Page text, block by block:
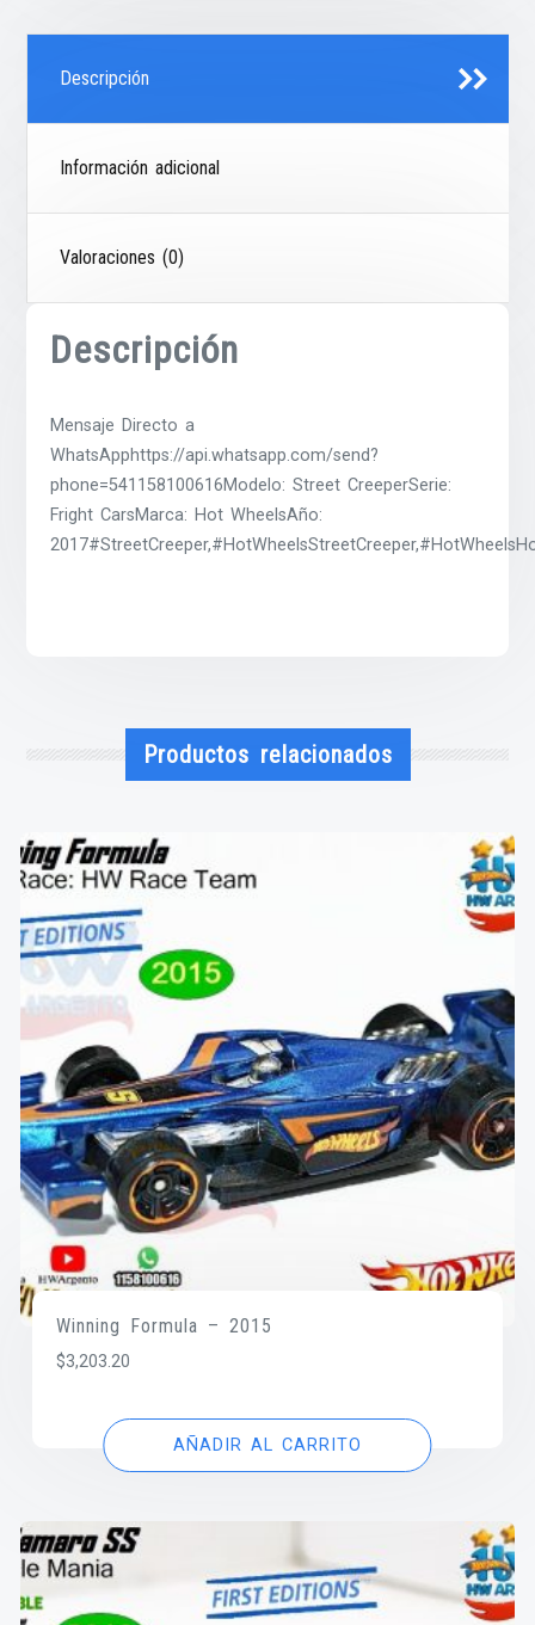
Descripción
Información adicional
Valoraciones (0)
Descripción
Mensaje Directo a
WhatsApphttps://api.whatsapp.com/send?
phone=541158100616Modelo: Street CreeperSerie:
Fright CarsMarca: Hot WheelsAño:
Productos relacionados
Winning Formula – 2015
$3,203.20
AÑADIR AL CARRITO